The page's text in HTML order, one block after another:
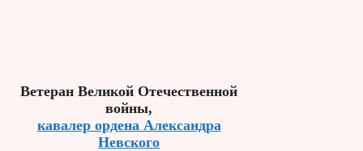
Ветеран Великой Отечественной
войны,
кавалер ордена Александра
Невского